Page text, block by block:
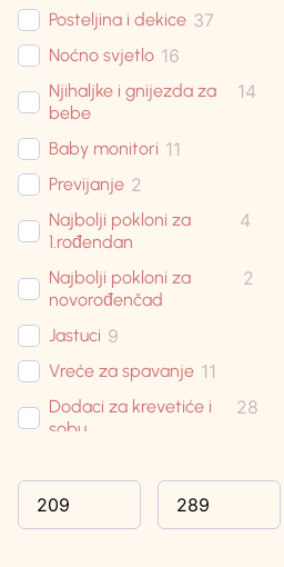
Posteljina i dekice 37
Noćno svjetlo 16
Njihaljke i gnijezda za
bebe
14
Baby monitori 11
Previjanje 2
Najbolji pokloni za
1.rođendan
4
Najbolji pokloni za
novorođenčad
2
Jastuci 9
Vreće za spavanje 11
Dodaci za krevetiće i
sobu
28
Madraci
Putni krevetići 5